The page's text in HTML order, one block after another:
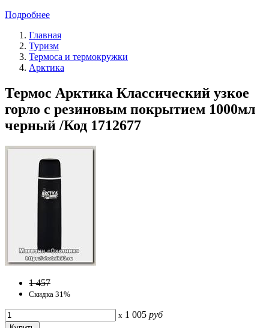
Подробнее
Главная
Туризм
Термоса и термокружки
Арктика
Термос Арктика Классический узкое
горло с резиновым покрытием 1000мл
черный /Код 1712677
1 457
Скидка 31%
x 1 005 руб